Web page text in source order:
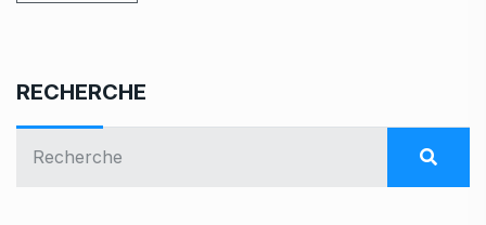
RECHERCHE